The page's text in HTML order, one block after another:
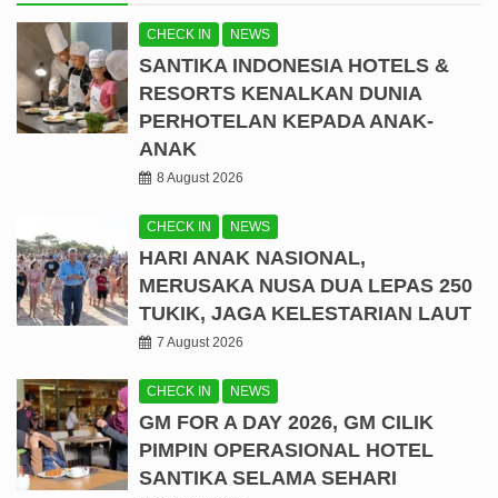
CHECK IN NEWS
SANTIKA INDONESIA HOTELS &
RESORTS KENALKAN DUNIA
PERHOTELAN KEPADA ANAK-
ANAK
8 August 2026
CHECK IN NEWS
HARI ANAK NASIONAL,
MERUSAKA NUSA DUA LEPAS 250
TUKIK, JAGA KELESTARIAN LAUT
7 August 2026
CHECK IN NEWS
GM FOR A DAY 2026, GM CILIK
PIMPIN OPERASIONAL HOTEL
SANTIKA SELAMA SEHARI